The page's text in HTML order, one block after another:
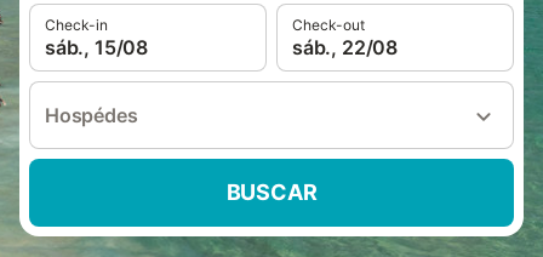
Check-in
sáb., 15/08
Check-out
sáb., 22/08
Hospédes
BUSCAR